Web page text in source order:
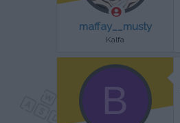
maffay__musty
Kalfa
B